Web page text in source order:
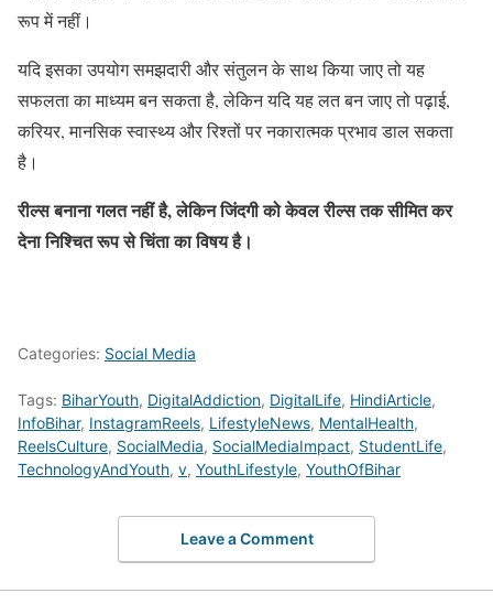
रूप में नहीं।
यदि इसका उपयोग समझदारी और संतुलन के साथ किया जाए तो यह
सफलता का माध्यम बन सकता है, लेकिन यदि यह लत बन जाए तो पढ़ाई,
करियर, मानसिक स्वास्थ्य और रिश्तों पर नकारात्मक प्रभाव डाल सकता
है।
रील्स बनाना गलत नहीं है, लेकिन जिंदगी को केवल रील्स तक सीमित कर
देना निश्चित रूप से चिंता का विषय है।
Categories: Social Media
Tags: BiharYouth, DigitalAddiction, DigitalLife, HindiArticle,
InfoBihar, InstagramReels, LifestyleNews, MentalHealth,
ReelsCulture, SocialMedia, SocialMediaImpact, StudentLife,
TechnologyAndYouth, v, YouthLifestyle, YouthOfBihar
Leave a Comment